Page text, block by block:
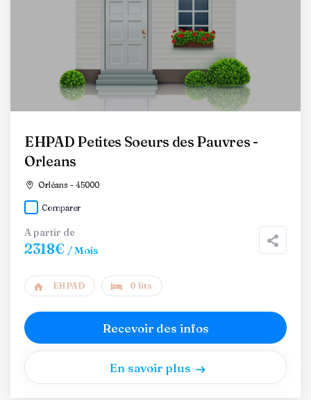
EHPAD Petites Soeurs des Pauvres -
Orleans
Orléans - 45000
Comparer
A partir de
2318€ / Mois
EHPAD 0 lits
Recevoir des infos
En savoir plus